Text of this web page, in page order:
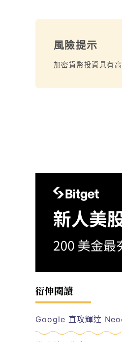
風險提示
加密貨幣投資具有
衍伸閱讀
Google 直攻輝達